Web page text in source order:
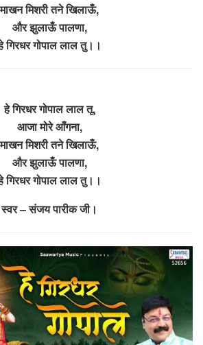
माखन मिशरी तने खिलाऊँ,
और झुलाऊँ पालणा,
गिरधर गोपाल लाल तु।।
हे गिरधर गोपाल लाल तू,
आजा मोरे आँगना,
माखन मिशरी तने खिलाऊँ,
और झुलाऊँ पालणा,
गिरधर गोपाल लाल तु।।
स्वर – संजय पारीक जी।